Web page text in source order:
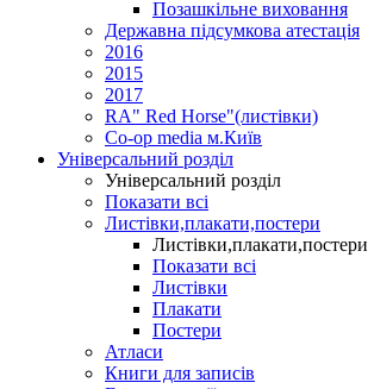
Позашкільне виховання
Державна підсумкова атестація
2016
2015
2017
RA" Red Horse"(листівки)
Co-op media м.Київ
Універсальний розділ
Універсальний розділ
Показати всі
Листівки,плакати,постери
Листівки,плакати,постери
Показати всі
Листівки
Плакати
Постери
Атласи
Книги для записів